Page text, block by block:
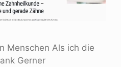
Menschen Als ich die
Gerner